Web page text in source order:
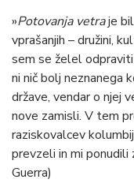
»Potovanja vetraje
vprašanjih – družini,
sem se želel
ni nič bolj neznanega
države, vendar o njej
nove zamisli. V tem
raziskovalcev
prevzeli in mi ponudili
Guerra)